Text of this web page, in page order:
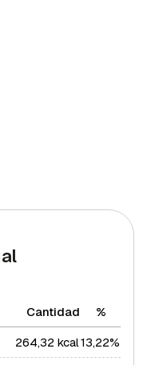
Cantidad
%
264,32 kcal13,22%